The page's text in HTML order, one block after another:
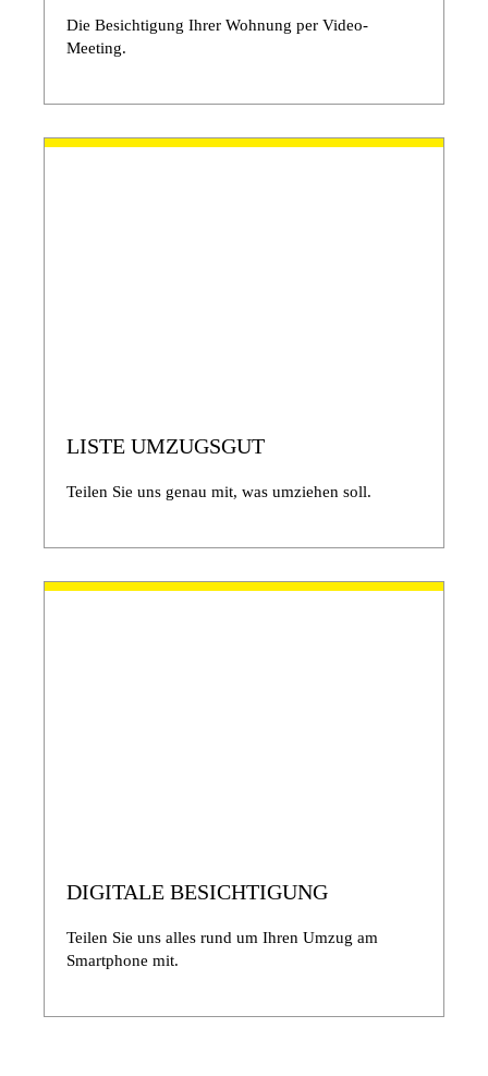
Die Besichtigung Ihrer Wohnung per Video-
Meeting.
LISTE UMZUGSGUT
Teilen Sie uns genau mit, was umziehen soll.
DIGITALE BESICHTIGUNG
Teilen Sie uns alles rund um Ihren Umzug am
Smartphone mit.